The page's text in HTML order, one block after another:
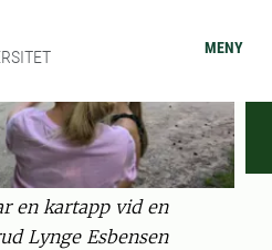
MENY
en kartapp vid en
Lynge Esbensen